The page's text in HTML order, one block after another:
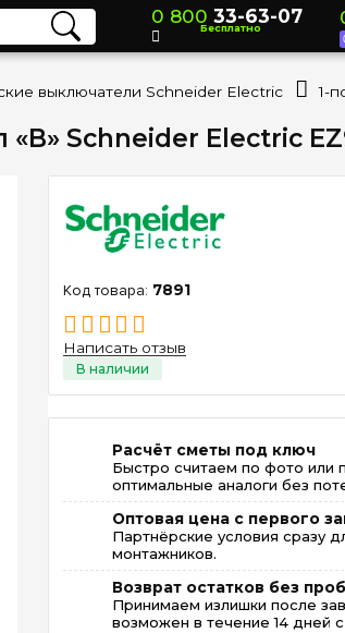
Schneider Electric
7891
Написать отзыв
Расчёт сметы под ключ
Быстро считаем по фото или
оптимальные аналоги без
Оптовая цена с первого
Партнёрские условия сразу
монтажников.
Возврат остатков без
Принимаем излишки после
возможен в течение 14 дней
0 800 33-63-07
Бесплатно
выключатели Schneider Electric 1-